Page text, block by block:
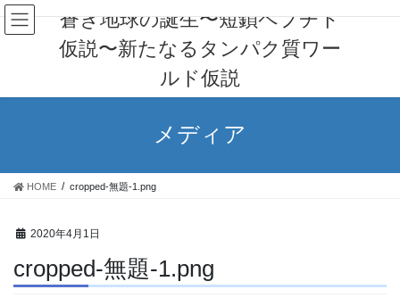
コ
ン
へ
プ
ナ
ビ
ョ
動
蒼き地球の誕生〜短鎖ペプチド
仮説〜新たなるタンパク質ワー
ルド仮説
メディア
HOME cropped-無題-1.png
2020年4月1日
cropped-無題-1.png